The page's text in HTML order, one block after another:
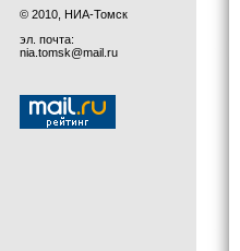
© 2010, НИА-Томск
эл. почта:
nia.tomsk@mail.ru